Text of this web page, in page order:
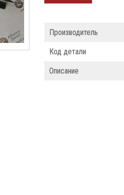
Производитель
Код детали
Описание